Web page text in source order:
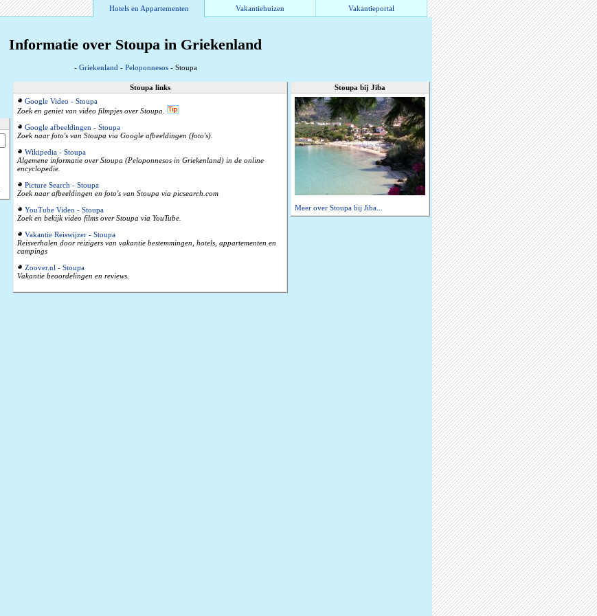
Hotels en Appartementen Vakantiehuizen Vakantieportal
Informatie over Stoupa in Griekenland
- Griekenland- Peloponnesos- Stoupa
Stoupa links
Google Video - Stoupa
Zoek en geniet van video filmpjes over Stoupa.
Google afbeeldingen - Stoupa
Zoek naar foto's van Stoupa via Google afbeeldingen (foto's).
Wikipedia - Stoupa
Algemene informatie over Stoupa (Peloponnesos in Griekenland) in de online
encyclopedie.
Picture Search - Stoupa
Zoek naar afbeeldingen en foto's van Stoupa via picsearch.com
YouTube Video - Stoupa
Zoek en bekijk video films over Stoupa via YouTube.
Vakantie Reiswijzer - Stoupa
Reisverhalen door reizigers van vakantie bestemmingen, hotels, appartementen en
campings
Zoover.nl - Stoupa
Vakantie beoordelingen en reviews.
Stoupa bij Jiba
Meer over Stoupa bij Jiba...